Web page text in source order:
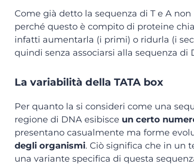
Come già detto la sequenza di T e A
perché questo è compito di proteine
infatti aumentarla (i primi) o ridurla (i
quindi senza associarsi alla sequenza di
La variabilità della TATA box
Per quanto la si consideri come una
regione di DNA esibisce un certo
presentano casualmente ma forme
degli organismi. Ciò significa che in un
una variante specifica di questa